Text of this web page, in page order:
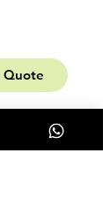
Quote
para